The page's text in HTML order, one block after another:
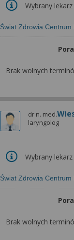
Świat Zdrowia Centrum
Wybrany
Brak wolnych
dr n. med.
laryngolog
Świat Zdrowia Centrum
Wybrany
Brak wolnych